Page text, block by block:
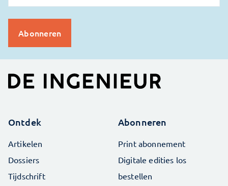
Ontdek
Artikelen
Dossiers
Tijdschrift
Abonneren
Print abonnement
Digitale edities los
bestellen